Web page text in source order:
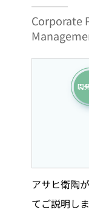
Corporate
アサヒ衛陶
てご説明しま